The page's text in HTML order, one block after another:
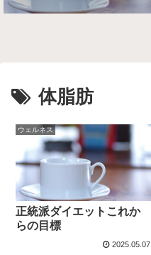
体脂肪
ウェルネス
正統派ダイエットこれか
らの目標
2025.05.07